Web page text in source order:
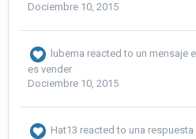
Dociembre 10, 2015
lubema reacted to un mensaje
es vender
Dociembre 10, 2015
Hat13 reacted to una respuesta